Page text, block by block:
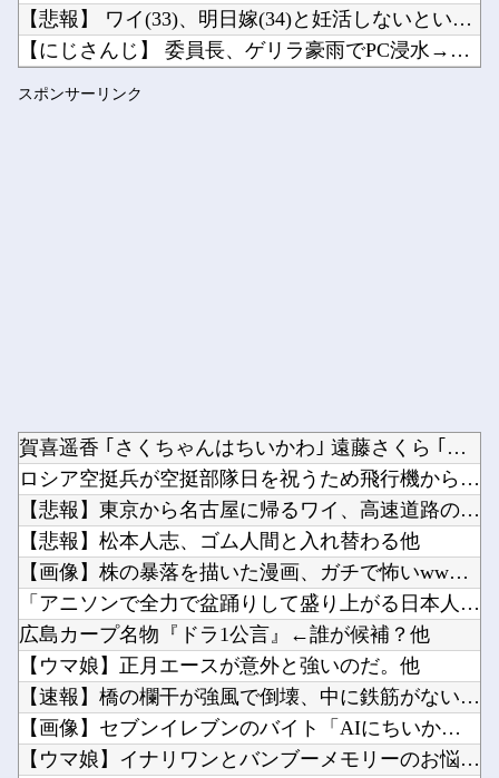
【悲報】 ワイ(33)、明日嫁(34)と妊活しないといけなく...
【にじさんじ】 委員長、ゲリラ豪雨でPC浸水→データ完全消失...
スポンサーリンク
賀喜遥香 ｢さくちゃんはちいかわ｣ 遠藤さくら ｢かっきーは...
ロシア空挺兵が空挺部隊日を祝うため飛行機から飛び降りて死亡！...
【悲報】東京から名古屋に帰るワイ、高速道路のライブカメラを見...
【悲報】松本人志、ゴム人間と入れ替わる他
【画像】株の暴落を描いた漫画、ガチで怖いwwwww他
「アニソンで全力で盆踊りして盛り上がる日本人たち。伝統もオタ...
広島カープ名物『ドラ1公言』←誰が候補？他
【ウマ娘】正月エースが意外と強いのだ。他
【速報】橋の欄干が強風で倒壊、中に鉄筋がないことが発覚 中国...
【画像】セブンイレブンのバイト「AIにちいかわの画像を食わせ...
【ウマ娘】イナリワンとバンブーメモリーのお悩み相談コーナー ...